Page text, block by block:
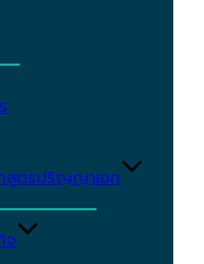
สูตรปริญญาเอก
จ